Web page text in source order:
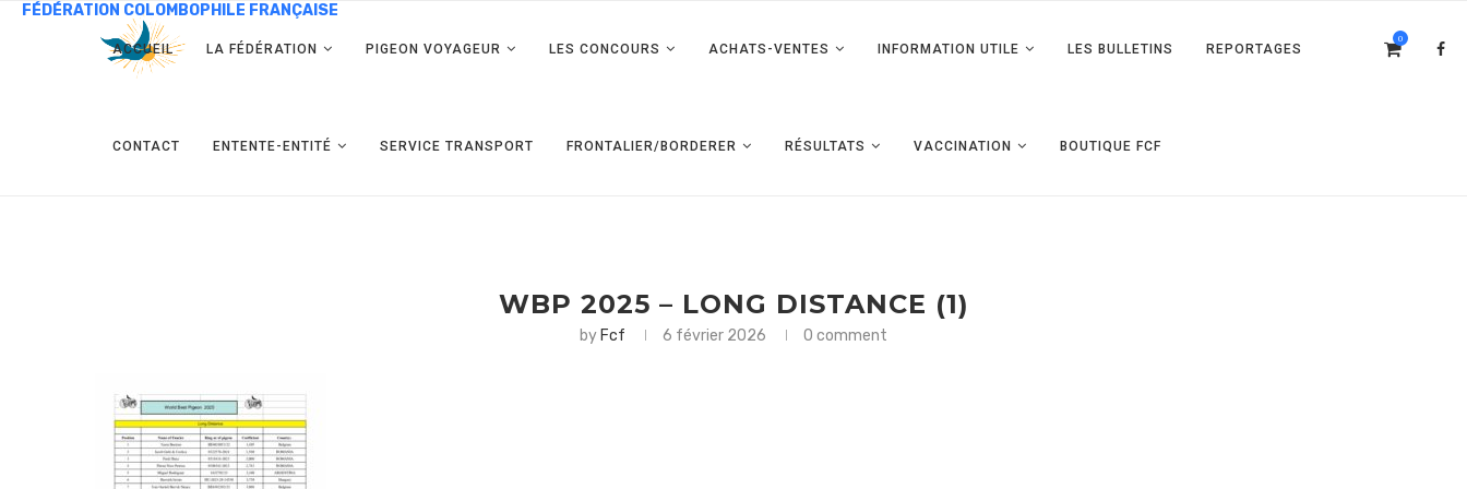
ACCUEIL LA FÉDÉRATION PIGEON VOYAGEUR LES CONCOURS ACHATS-VENTES INFORMATION UTILE LES BULLETINS REPORTAGES
CONTACT ENTENTE-ENTITÉ SERVICE TRANSPORT FRONTALIER/BORDERER RÉSULTATS VACCINATION BOUTIQUE FCF
0
WBP 2025 – LONG DISTANCE (1)
by Fcf 6 février 2026 0 comment